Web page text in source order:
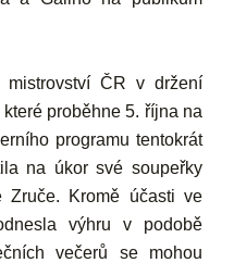
mistrovství ČR v držení
proběhne 5. října na
programu tentokrát
na úkor své soupeřky
Zruče. Kromě účasti ve
výhru v podobě
večerů se mohou